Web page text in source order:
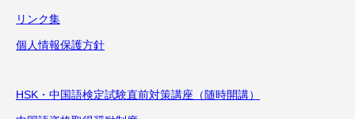
リンク集
個人情報保護方針
HSK・中国語検定試験直前対策講座（随時開講）